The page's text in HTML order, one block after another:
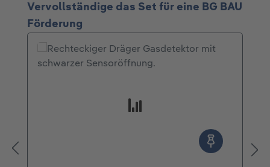
Produktgalerie überspringen
Vervollständige das Set für eine BG BAU
Förderung